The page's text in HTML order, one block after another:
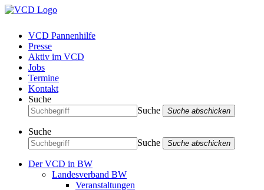
VCD Pannenhilfe
Presse
Aktiv im VCD
Jobs
Termine
Kontakt
Suche
Suche
Suche abschicken
Suche
Suche
Suche abschicken
Der VCD in BW
Landesverband BW
Veranstaltungen